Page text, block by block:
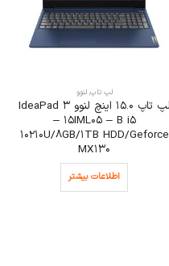
لپ تاپ,لنوو
لپ تاپ 15.0 اینچ لنوو IdeaPad 3
– 15IML05 – B i5
10210U/8GB/1TB HDD/Geforce
MX130
اطلاعات بیشتر